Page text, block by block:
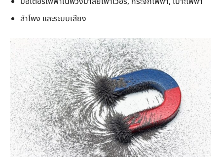
ลำโพง และระบบเสียง